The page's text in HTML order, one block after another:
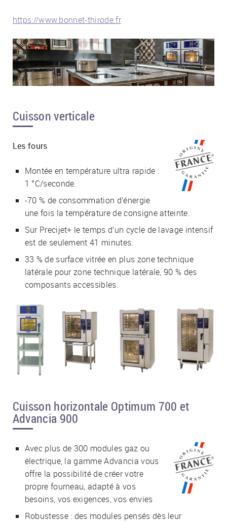
https://www.bonnet-thirode.fr
Cuisson verticale
Les fours
Montée en température ultra rapide :
1 °C/seconde.
-70 % de consommation d’énergie
une fois la température de consigne atteinte.
Sur Precijet+ le temps d’un cycle de lavage intensif
est de seulement 41 minutes.
33 % de surface vitrée en plus zone technique
latérale pour zone technique latérale, 90 % des
composants accessibles.
Cuisson horizontale Optimum 700 et
Advancia 900
Avec plus de 300 modules gaz ou
électrique, la gamme Advancia vous
offre la possibilité de créer votre
propre fourneau, adapté à vos
besoins, vos exigences, vos envies
Robustesse : des modules pensés dès leur